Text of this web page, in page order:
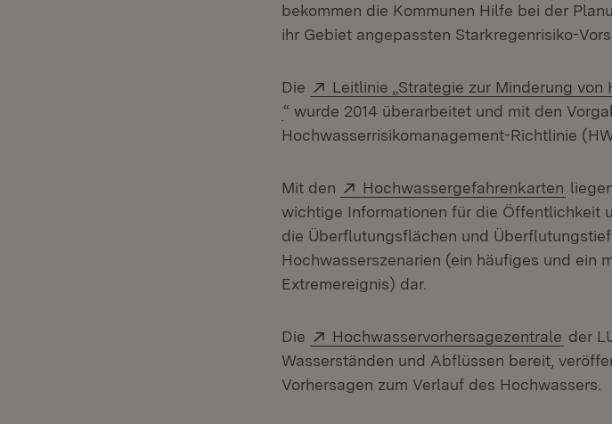
bekommen die Kommunen Hilfe bei der
ihr Gebiet angepassten Starkregenrisiko-
Die Extern:
Leitlinie „Strategie zur Minderung
(Öffnet in neuem Fenster)
“ wurde 2014 überarbeitet und mit den
Hochwasserrisikomanagement-Richtlinie
Mit den Extern:
Hochwassergefahrenkarten
wichtige Informationen für die Öffentlichkeit
die Überflutungsflächen und
Hochwasserszenarien (ein häufiges und ein
Extremereignis) dar.
Die Extern:
Hochwasservorhersagezentrale der
Wasserständen und Abflüssen bereit,
Vorhersagen zum Verlauf des Hochwassers.